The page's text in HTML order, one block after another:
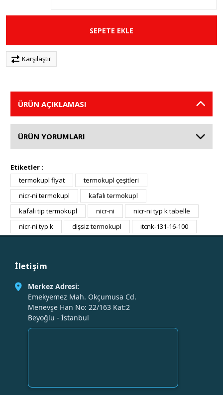
SEPETE EKLE
Karşılaştır
ÜRÜN AÇIKLAMASI
ÜRÜN YORUMLARI
Etiketler :
termokupl fiyat
termokupl çeşitleri
nicr-ni termokupl
kafalı termokupl
kafalı tip termokupl
nicr-ni
nicr-ni typ k tabelle
nicr-ni typ k
dişsiz termokupl ıtcnk-131-16-100
İletişim
Merkez Adresi:
Emekyemez Mah. Okçumusa Cd.
Menevşe Han No: 22/163 Kat:2
Beyoğlu - İstanbul